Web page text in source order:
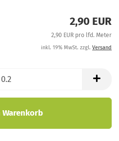
2,90 EUR
2,90 EUR pro lfd. Meter
inkl. 19% MwSt. zzgl. Versand
Warenkorb